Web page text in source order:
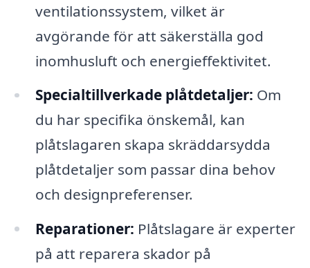
ventilationssystem, vilket är
avgörande för att säkerställa god
inomhusluft och energieffektivitet.
Specialtillverkade plåtdetaljer: Om
du har specifika önskemål, kan
plåtslagaren skapa skräddarsydda
plåtdetaljer som passar dina behov
och designpreferenser.
Reparationer: Plåtslagare är experter
på att reparera skador på